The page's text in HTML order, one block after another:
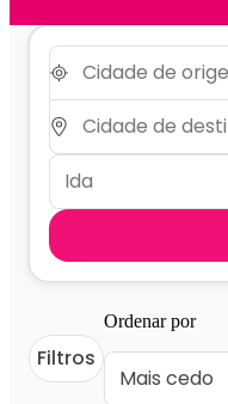
Filtros
Ordenar por